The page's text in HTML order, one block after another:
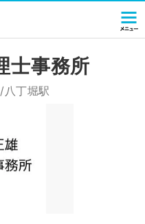
士事務所
八丁堀駅